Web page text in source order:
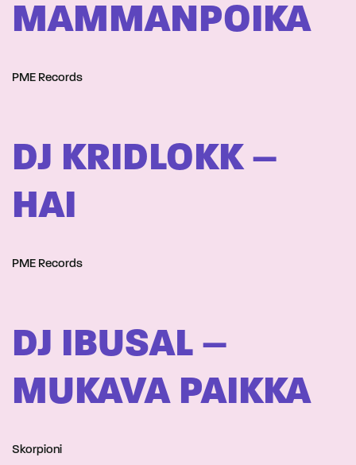
MAMMANPOIKA
PME Records
DJ KRIDLOKK –
HAI
PME Records
DJ IBUSAL –
MUKAVA PAIKKA
Skorpioni